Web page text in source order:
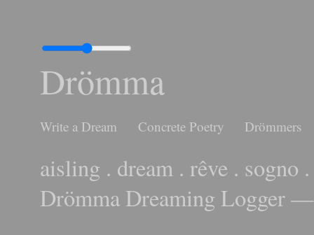
Drömma
Write a Dream Concrete Poetry Drömmers
aisling . dream . rêve . sogno
Drömma Dreaming Logger